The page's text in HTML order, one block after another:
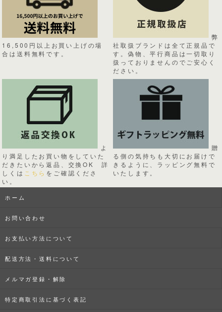
16,500円以上お買い上げの場
合は送料無料です。
弊
社取扱ブランドは全て正規品で
す。偽物、平行商品は一切取り
扱っておりませんのでご安心く
ださい。
よ
り満足したお買い物をしていた
だきたいから返品、交換OK 詳
しくは こちら をご確認くださ
い。
贈
る側の気持ちも大切にお届けで
きるように、ラッピング無料で
いたします。
ホーム
お問い合わせ
お支払い方法について
配送方法・送料について
メルマガ登録・解除
特定商取引法に基づく表記